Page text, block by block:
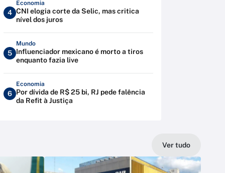
4
Economia
CNI elogia corte da Selic, mas critica
nível dos juros
5
Mundo
Influenciador mexicano é morto a tiros
enquanto fazia live
6
Economia
Por dívida de R$ 25 bi, RJ pede falência
da Refit à Justiça
Ver tudo